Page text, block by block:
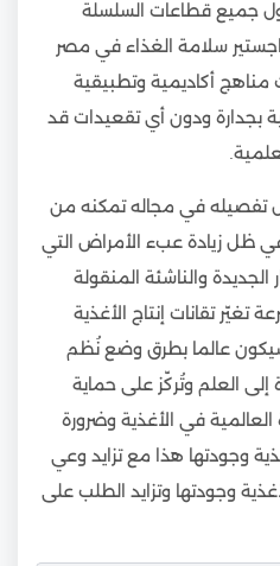
جميع قطاعات السلسلة
سلامة الغذاء في مصر
مناهج أكاديمية وتطبيقية
بجدارة ودون أي تقعيدات قد
تفصيله في مجاله تمكنه من
ظل زيادة عبء الأمراض التي
الجديدة والناشئة المنقولة
تقانات إنتاج الأغذية
سيكون عالما بطرق وضع نُظم
إلى العلم وتُركّز على حماية
العالمية في الأغذية وضرورة
وجودتها هذا مع تزايد وعي
وجودتها وتزايد الطلب على